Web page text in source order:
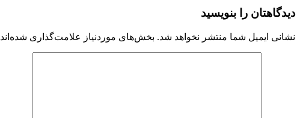
دیدگاهتان را بنویسید
نشانی ایمیل شما منتشر نخواهد شد. بخش‌های موردنیاز علامت‌گذاری شده‌اند